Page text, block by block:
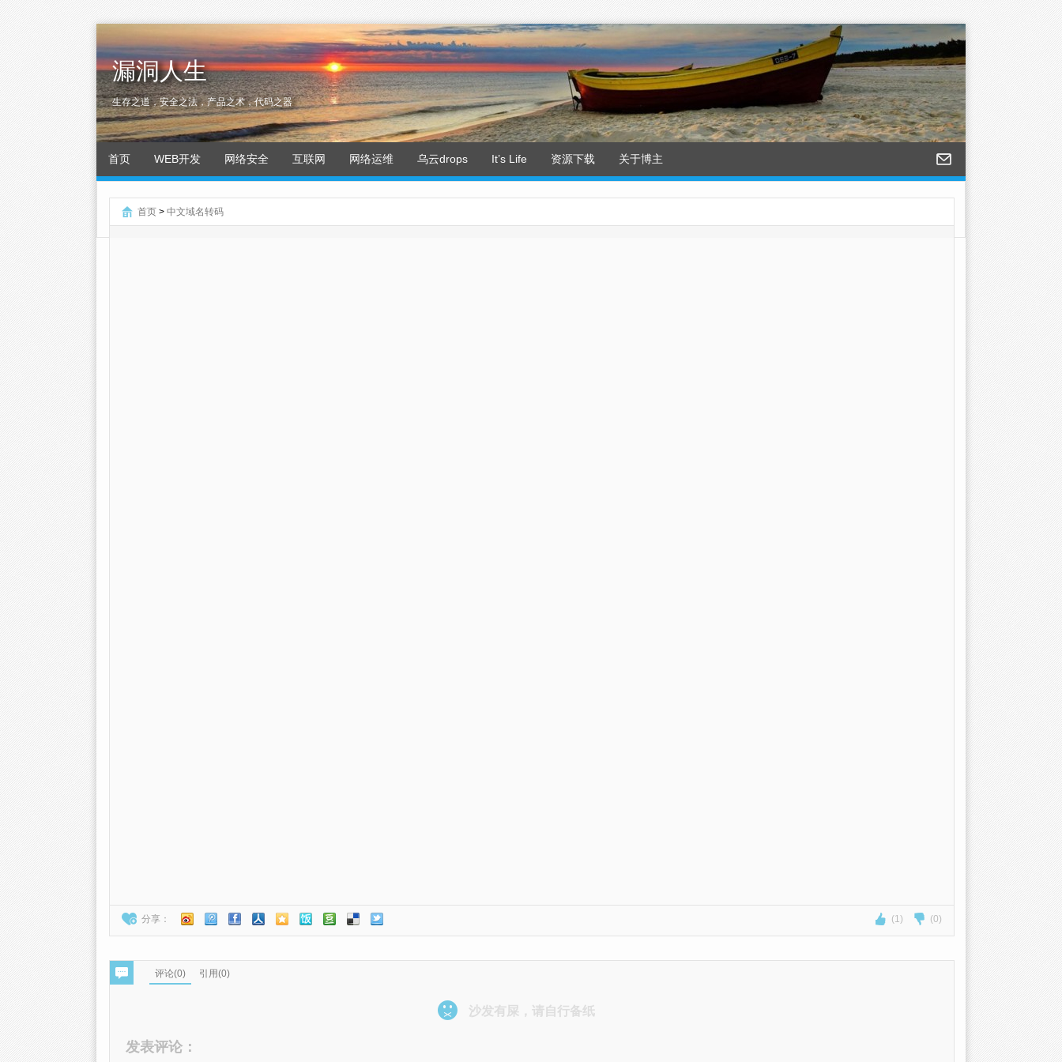
漏洞人生
生存之道，安全之法，产品之术，代码之器
首页 WEB开发 网络安全 互联网 网络运维 乌云drops It’s Life 资源下载 关于博主
首页 > 中文域名转码
分享： (1) (0)
评论(0) 引用(0)
沙发有屎，请自行备纸
发表评论：